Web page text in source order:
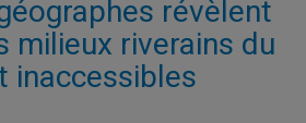
révèlent
milieux riverains du
inaccessibles